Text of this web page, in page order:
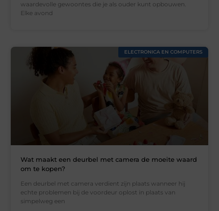
waardevolle gewoontes die je als ouder kunt opbouwen.
Elke avond
ELECTRONICA EN COMPUTERS
Wat maakt een deurbel met camera de moeite waard
om te kopen?
Een deurbel met camera verdient zijn plaats wanneer hij
echte problemen bij de voordeur oplost in plaats van
simpelweg een